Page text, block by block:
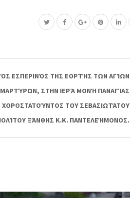
ΕΣΠΕΡΙΝΌΣ ΤΗΣ ΕΟΡΤΉΣ ΤΩΝ ΑΓΊΩΝ
ΣΤΗΝ ΙΕΡΆ ΜΟΝΉ ΠΑΝΑΓΊΑΣ
ΧΟΡΟΣΤΑΤΟΎΝΤΟΣ ΤΟΥ ΣΕΒΑΣΙΩΤΆΤΟΥ
ΞΆΝΘΗΣ Κ.Κ. ΠΑΝΤΕΛΕΉΜΟΝΟΣ.